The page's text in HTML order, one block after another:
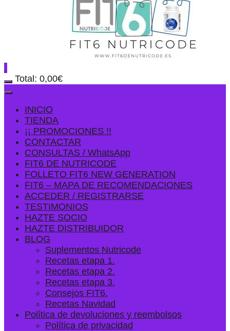
Total: 0,00€
INICIO
TIENDA
¡¡ PROMOCIONES !!
CONTACTAR
CONSULTAS / WhatsApp
FIT6 DE NUTRICODE
FOLLETO FIT6 NEW GENERATION
FIT6 – MAPA DE RECOMENDACIONES
ACCEDER / REGISTRARSE
TESTIMONIOS
HAZTE SOCIO
HAZTE DISTRIBUIDOR
BLOG
Suplementos Nutricode
Recetas etapa 1.
Recetas etapa 2.
Recetas etapa 3.
Consejos FIT6.
Recetas Navidad
Política de devoluciones y reembolsos
Política de privacidad